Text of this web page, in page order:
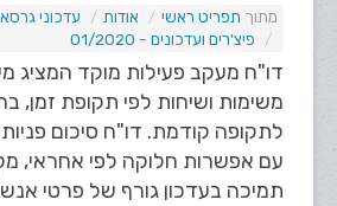
תפריט ראשי אודות
עדכוני
פיצ'רים ועדכונים - 01/2020
דו"ח מעקב פעילות מוקד המציג
משימות ושיחות לפי תקופת זמן,
לתקופה קודמת. דו"ח סיכום
עם אפשרות חלוקה לפי אחראי,
תמיכה בעדכון גורף של פרטי